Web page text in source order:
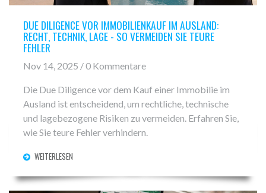
DUE DILIGENCE VOR IMMOBILIENKAUF IM AUSLAND:
RECHT, TECHNIK, LAGE - SO VERMEIDEN SIE TEURE
FEHLER
Nov 14, 2025 / 0 Kommentare
Die Due Diligence vor dem Kauf einer Immobilie im
Ausland ist entscheidend, um rechtliche, technische
und lagebezogene Risiken zu vermeiden. Erfahren Sie,
wie Sie teure Fehler verhindern.
WEITERLESEN